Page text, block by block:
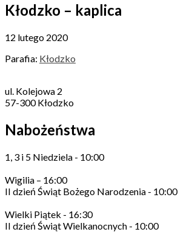
Kłodzko – kaplica
12 lutego 2020
Parafia: Kłodzko
ul. Kolejowa 2
57-300 Kłodzko
Nabożeństwa
1, 3 i 5 Niedziela - 10:00
Wigilia – 16:00
II dzień Świąt Bożego Narodzenia - 10:00
Wielki Piątek - 16:30
II dzień Świąt Wielkanocnych - 10:00